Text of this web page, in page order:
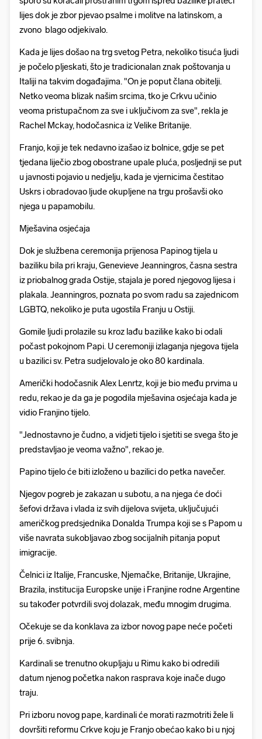
lijes dok je zbor pjevao psalme i molitve na latinskom, a
zvono blago odjekivalo.
Kada je lijes došao na trg svetog Petra, nekoliko tisuća ljudi
je počelo pljeskati, što je tradicionalan znak poštovanja u
Italiji na takvim događajima. "On je poput člana obitelji.
Netko veoma blizak našim srcima, tko je Crkvu učinio
veoma pristupačnom za sve i uključivom za sve", rekla je
Rachel Mckay, hodočasnica iz Velike Britanije.
Franjo, koji je tek nedavno izašao iz bolnice, gdje se pet
tjedana liječio zbog obostrane upale pluća, posljednji se put
u javnosti pojavio u nedjelju, kada je vjernicima čestitao
Uskrs i obradovao ljude okupljene na trgu prošavši oko
njega u papamobilu.
Mješavina osjećaja
Dok je službena ceremonija prijenosa Papinog tijela u
baziliku bila pri kraju, Genevieve Jeanningros, časna sestra
iz priobalnog grada Ostije, stajala je pored njegovog lijesa i
plakala. Jeanningros, poznata po svom radu sa zajednicom
LGBTQ, nekoliko je puta ugostila Franju u Ostiji.
Gomile ljudi prolazile su kroz lađu bazilike kako bi odali
počast pokojnom Papi. U ceremoniji izlaganja njegova tijela
u bazilici sv. Petra sudjelovalo je oko 80 kardinala.
Američki hodočasnik Alex Lenrtz, koji je bio među prvima u
redu, rekao je da ga je pogodila mješavina osjećaja kada je
vidio Franjino tijelo.
"Jednostavno je čudno, a vidjeti tijelo i sjetiti se svega što je
predstavljao je veoma važno", rekao je.
Papino tijelo će biti izloženo u bazilici do petka navečer.
Njegov pogreb je zakazan u subotu, a na njega će doći
šefovi država i vlada iz svih dijelova svijeta, uključujući
američkog predsjednika Donalda Trumpa koji se s Papom u
više navrata sukobljavao zbog socijalnih pitanja poput
imigracije.
Čelnici iz Italije, Francuske, Njemačke, Britanije, Ukrajine,
Brazila, institucija Europske unije i Franjine rodne Argentine
su također potvrdili svoj dolazak, među mnogim drugima.
Očekuje se da konklava za izbor novog pape neće početi
prije 6. svibnja.
Kardinali se trenutno okupljaju u Rimu kako bi odredili
datum njenog početka nakon rasprava koje inače dugo
traju.
Pri izboru novog pape, kardinali će morati razmotriti žele li
dovršiti reformu Crkve koju je Franjo obećao kako bi u njoj